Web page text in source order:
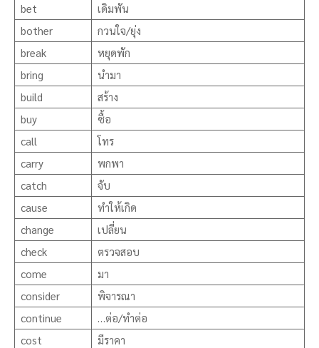
bet
เดิมพัน
bother
กวนใจ/ยุ่ง
break
หยุดพัก
bring
นำมา
build
สร้าง
buy
ซื้อ
call
โทร
carry
พกพา
catch
จับ
cause
ทำให้เกิด
change
เปลี่ยน
check
ตรวจสอบ
come
มา
consider
พิจารณา
continue
…ต่อ/ทำต่อ
cost
มีราคา